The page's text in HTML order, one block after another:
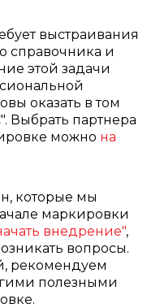
выстраивания
справочника и
этой задачи
оказать в том
Выбрать партнера
можно на
которые мы
маркировки
внедрение",
вопросы.
рекомендуем
полезными